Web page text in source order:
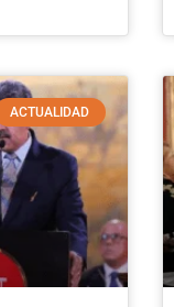
ACTUALIDAD